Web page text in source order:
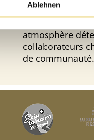
Ablehnen
beauté, de
atmosphère
collaborateurs
de